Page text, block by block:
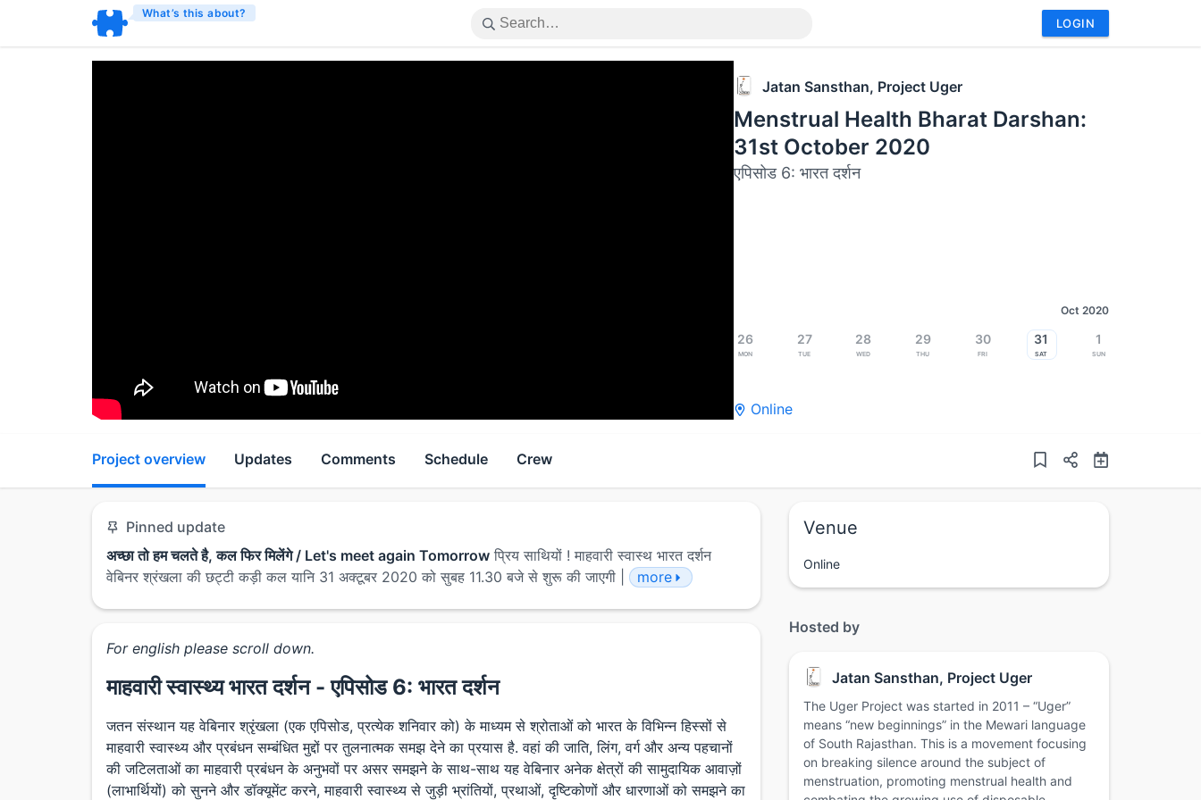
What’s this about?
LOGIN
Jatan Sansthan, Project Uger
Menstrual Health Bharat Darshan:
31st October 2020
एपिसोड 6: भारत दर्शन
Oct 2020
26
Mon
27
Tue
28
Wed
29
Thu
30
Fri
31
Sat
1
Sun
Online
Project overview Updates Comments Schedule Crew
Pinned update
अच्छा तो हम चलते है, कल फिर मिलेंगे / Let's meet again Tomorrow प्रिय साथियों ! माहवारी स्वास्थ भारत दर्शन
वेबिनर श्रंखला की छट्टी कड़ी कल यानि 31 अक्टूबर 2020 को सुबह 11.30 बजे से शुरू की जाएगी |
more
For english please scroll down.
माहवारी स्वास्थ्य भारत दर्शन - एपिसोड 6: भारत दर्शन
जतन संस्थान यह वेबिनार श्रृंखला (एक एपिसोड, प्रत्येक शनिवार को) के माध्यम से श्रोताओं को भारत के विभिन्न हिस्सों से
माहवारी स्वास्थ्य और प्रबंधन सम्बंधित मुद्दों पर तुलनात्मक समझ देने का प्रयास है. वहां की जाति, लिंग, वर्ग और अन्य पहचानों
की जटिलताओं का माहवारी प्रबंधन के अनुभवों पर असर समझने के साथ-साथ यह वेबिनार अनेक क्षेत्रों की सामुदायिक आवाज़ों
(लाभार्थियों) को सुनने और डॉक्यूमेंट करने, माहवारी स्वास्थ्य से जुड़ी भ्रांतियों, प्रथाओं, दृष्टिकोणों और धारणाओं को समझने का
Venue
Online
Hosted by
Jatan Sansthan, Project Uger
The Uger Project was started in 2011 – “Uger”
means “new beginnings” in the Mewari language
of South Rajasthan. This is a movement focusing
on breaking silence around the subject of
menstruation, promoting menstrual health and